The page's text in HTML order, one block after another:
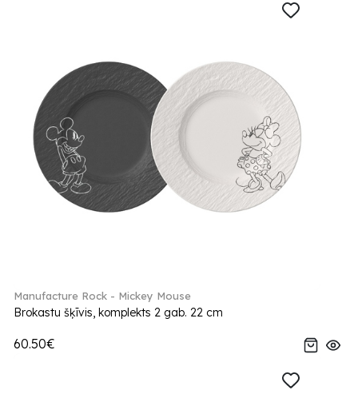
Manufacture Rock - Mickey Mouse
Brokastu šķīvis, komplekts 2 gab. 22 cm
60.50€